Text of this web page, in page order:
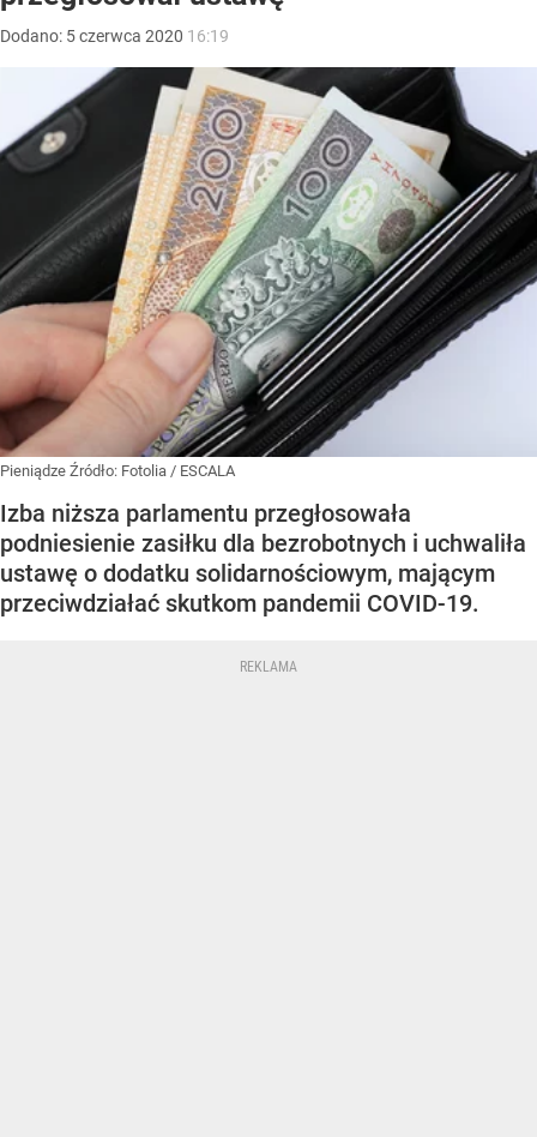
Dodano: 5czerwca 2020 16:19
Pieniądze Źródło: Fotolia / ESCALA
Izba niższa parlamentu przegłosowała
podniesienie zasiłku dla bezrobotnych i uchwaliła
ustawę o dodatku solidarnościowym, mającym
przeciwdziałać skutkom pandemii COVID-19.